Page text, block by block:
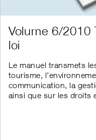
Volume 6/2010
loi
Le manuel transmets
tourisme,
communication, la
ainsi que sur les droits
Ce
produit
a
variations.
Les
options
peuvent
être